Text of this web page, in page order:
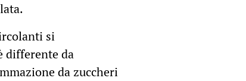
si
differente da
da zuccheri